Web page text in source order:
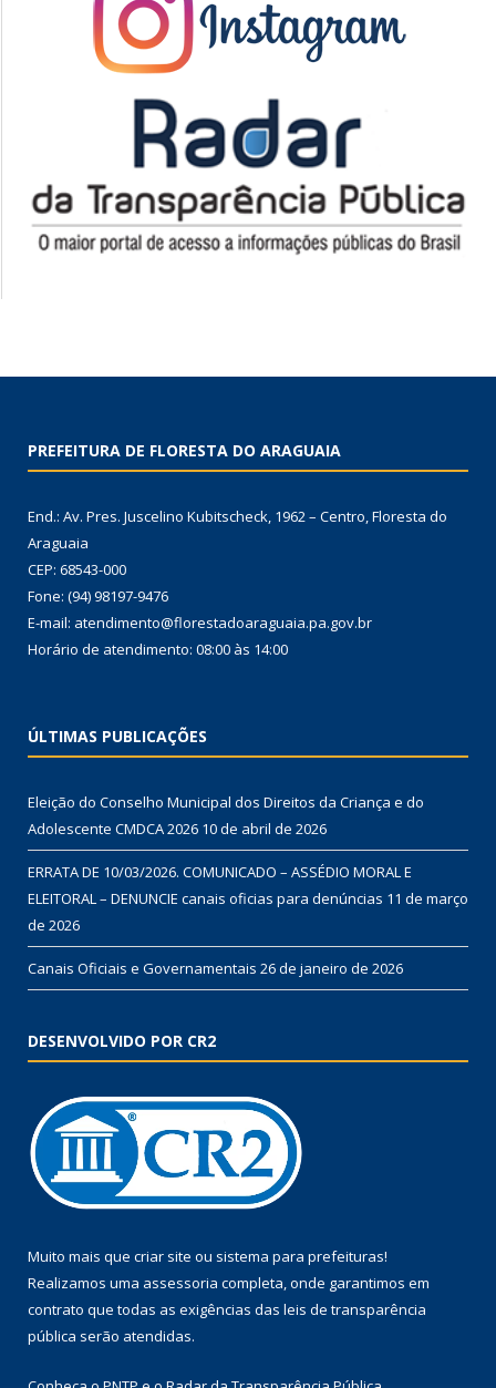
PREFEITURA DE FLORESTA DO ARAGUAIA
End.: Av. Pres. Juscelino Kubitscheck, 1962 – Centro, Floresta do
Araguaia
CEP: 68543-000
Fone: (94) 98197-9476
E-mail: atendimento@florestadoaraguaia.pa.gov.br
Horário de atendimento: 08:00 às 14:00
ÚLTIMAS PUBLICAÇÕES
Eleição do Conselho Municipal dos Direitos da Criança e do
Adolescente CMDCA 2026 10 de abril de 2026
ERRATA DE 10/03/2026. COMUNICADO – ASSÉDIO MORAL E
ELEITORAL – DENUNCIE canais oficias para denúncias 11 de março
de 2026
Canais Oficiais e Governamentais 26 de janeiro de 2026
DESENVOLVIDO POR CR2
Muito mais que criar site ou sistema para prefeituras!
Realizamos uma assessoria completa, onde garantimos em
contrato que todas as exigências das leis de transparência
pública serão atendidas.